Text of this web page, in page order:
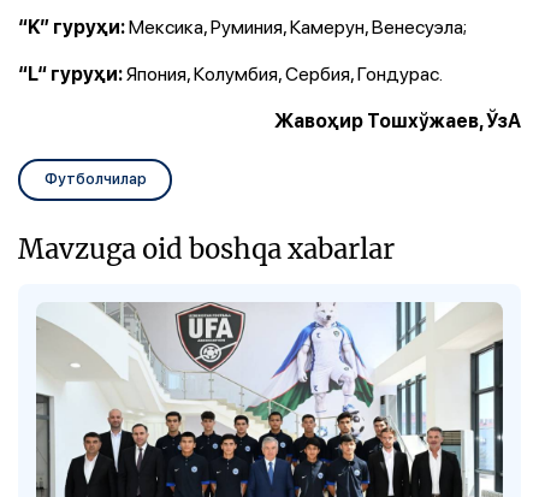
“K” гуруҳи:Мексика, Руминия, Камерун, Венесуэла;
“L“ гуруҳи:Япония, Колумбия, Сербия, Гондурас.
Жавоҳир Тошхўжаев, ЎзА
Футболчилар
Mavzuga oid boshqa xabarlar